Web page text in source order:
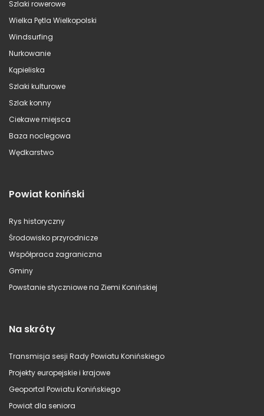
Szlaki rowerowe
Wielka Pętla Wielkopolski
Windsurfing
Nurkowanie
Kąpieliska
Szlaki kulturowe
Szlak konny
Ciekawe miejsca
Baza noclegowa
Wędkarstwo
Powiat koniński
Rys historyczny
Środowisko przyrodnicze
Współpraca zagraniczna
Gminy
Powstanie styczniowe na Ziemi Konińskiej
Na skróty
Transmisja sesji Rady Powiatu Konińskiego
Projekty europejskie i krajowe
Geoportal Powiatu Konińskiego
Powiat dla seniora